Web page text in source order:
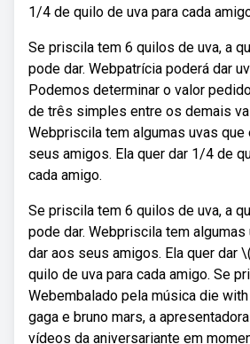
1/4 de quilo de uva para cada
Se priscila tem 6 quilos de uva, a
pode dar. Webpatrícia poderá dar
Podemos determinar o valor
de três simples entre os demais
Webpriscila tem algumas uvas que
seus amigos. Ela quer dar 1/4 de
cada amigo.
Se priscila tem 6 quilos de uva, a
pode dar. Webpriscila tem algumas
dar aos seus amigos. Ela quer dar
quilo de uva para cada amigo. Se
Webembalado pela música die
gaga e bruno mars, a
vídeos da aniversariante em